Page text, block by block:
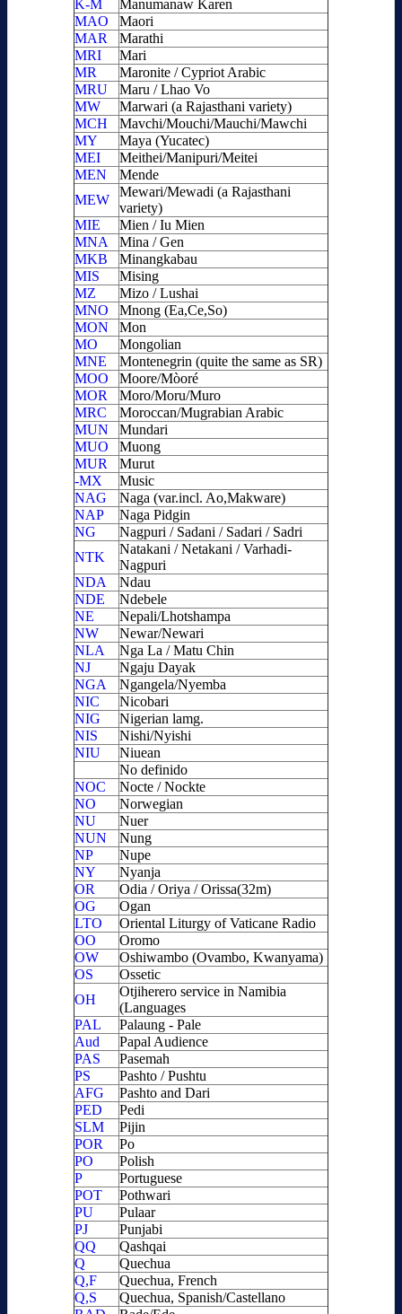
K-M
Manumanaw Karen
MAO
Maori
MAR
Marathi
MRI
Mari
MR
Maronite / Cypriot Arabic
MRU
Maru / Lhao Vo
MW
Marwari (a Rajasthani variety)
MCH
Mavchi/Mouchi/Mauchi/Mawchi
MY
Maya (Yucatec)
MEI
Meithei/Manipuri/Meitei
MEN
Mende
MEW
Mewari/Mewadi (a Rajasthani
variety)
MIE
Mien / Iu Mien
MNA
Mina / Gen
MKB
Minangkabau
MIS
Mising
MZ
Mizo / Lushai
MNO
Mnong (Ea,Ce,So)
MON
Mon
MO
Mongolian
MNE
Montenegrin (quite the same as SR)
MOO
Moore/Mòoré
MOR
Moro/Moru/Muro
MRC
Moroccan/Mugrabian Arabic
MUN
Mundari
MUO
Muong
MUR
Murut
-MX
Music
NAG
Naga (var.incl. Ao,Makware)
NAP
Naga Pidgin
NG
Nagpuri / Sadani / Sadari / Sadri
NTK
Natakani / Netakani / Varhadi-
Nagpuri
NDA
Ndau
NDE
Ndebele
NE
Nepali/Lhotshampa
NW
Newar/Newari
NLA
Nga La / Matu Chin
NJ
Ngaju Dayak
NGA
Ngangela/Nyemba
NIC
Nicobari
NIG
Nigerian lamg.
NIS
Nishi/Nyishi
NIU
Niuean
No definido
NOC
Nocte / Nockte
NO
Norwegian
NU
Nuer
NUN
Nung
NP
Nupe
NY
Nyanja
OR
Odia / Oriya / Orissa(32m)
OG
Ogan
LTO
Oriental Liturgy of Vaticane Radio
OO
Oromo
OW
Oshiwambo (Ovambo, Kwanyama)
OS
Ossetic
OH
Otjiherero service in Namibia
(Languages
PAL
Palaung - Pale
Aud
Papal Audience
PAS
Pasemah
PS
Pashto / Pushtu
AFG
Pashto and Dari
PED
Pedi
SLM
Pijin
POR
Po
PO
Polish
P
Portuguese
POT
Pothwari
PU
Pulaar
PJ
Punjabi
QQ
Qashqai
Q
Quechua
Q,F
Quechua, French
Q,S
Quechua, Spanish/Castellano